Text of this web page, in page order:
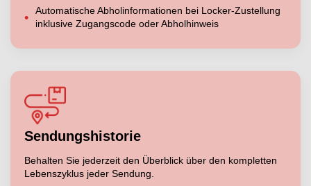
Automatische Abholinformationen bei Locker-Zustellung
inklusive Zugangscode oder Abholhinweis
Sendungshistorie
Behalten Sie jederzeit den Überblick über den kompletten
Lebenszyklus jeder Sendung.